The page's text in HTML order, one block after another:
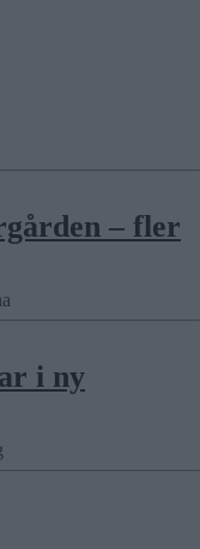
– fler
i ny